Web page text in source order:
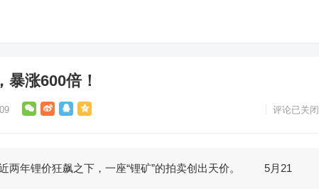
暴涨600倍！
评论已关闭
锂价狂飙之下，一座“锂矿”的拍卖创出天价。 5月21